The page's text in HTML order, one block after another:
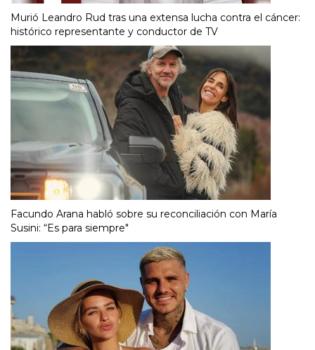
Murió Leandro Rud tras una extensa lucha contra el cáncer:
histórico representante y conductor de TV
Facundo Arana habló sobre su reconciliación con María
Susini: “Es para siempre"